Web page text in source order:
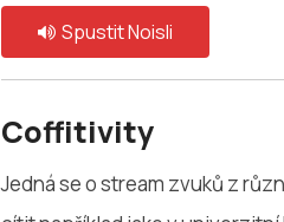
Spustit Noisli
Coffitivity
Jedná se o stream zvuků z